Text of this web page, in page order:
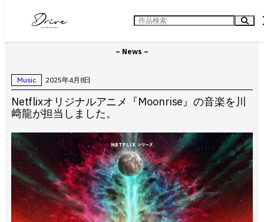
検
– News –
Music 2025年4月8日
Netflixオリジナルアニメ『Moonrise』の音楽を川
﨑龍が担当しました。